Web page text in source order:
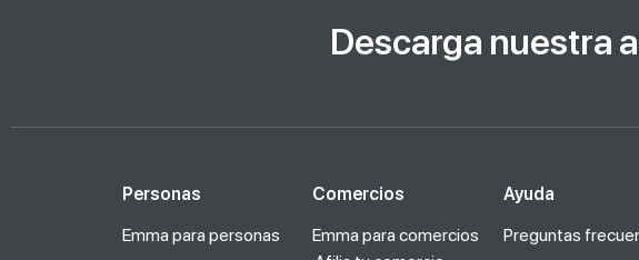
Descarga nuestra
Personas
Emma para personas
Comercios
Emma para comercios
Ayuda
Preguntas